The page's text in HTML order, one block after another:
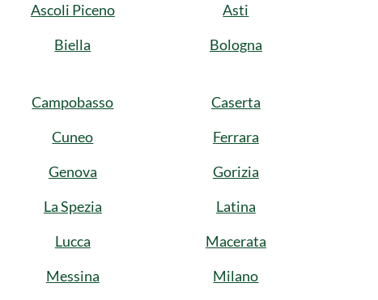
Ascoli Piceno
Asti
Biella Bologna
Campobasso
Caserta
Cuneo
Ferrara
Genova
Gorizia
La Spezia
Latina
Lucca
Macerata
Messina
Milano